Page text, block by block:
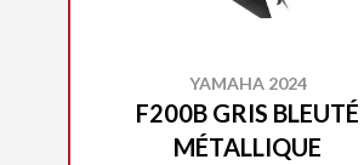
YAMAHA 2024
F200B GRIS BLEUTÉ
MÉTALLIQUE